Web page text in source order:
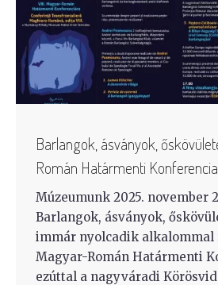
Barlangok, ásványok,
Román Határmenti Konferencia
Múzeumunk 2025. november
Barlangok, ásványok,
immár nyolcadik alkalommal
Magyar-Román Határmenti
ezúttal a nagyváradi